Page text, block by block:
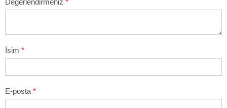
Değerlendirmeniz *
İsim *
E-posta *